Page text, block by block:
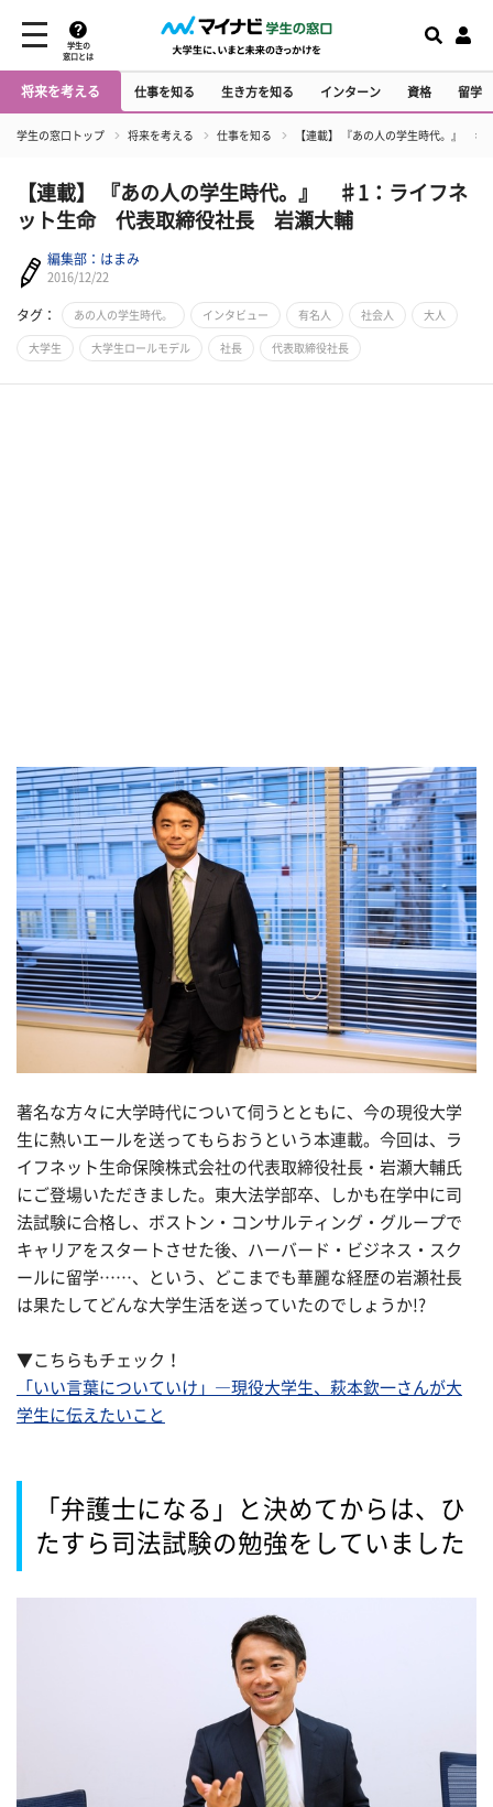
学生の
窓口とは
将来を考える 仕事を知る 生き方を知る インターン 資格 留学
学生の窓口トップ 将来を考える 仕事を知る 【連載】 『あの人の学生時代。』
【連載】 『あの人の学生時代。』 ♯1：ライフネ
ット生命 代表取締役社長 岩瀬大輔
編集部：はまみ
2016/12/22
タグ： あの人の学生時代。 インタビュー 有名人 社会人 大人
大学生 大学生ロールモデル 社長 代表取締役社長
著名な方々に大学時代について伺うとともに、今の現役大学
生に熱いエールを送ってもらおうという本連載。今回は、ラ
イフネット生命保険株式会社の代表取締役社長・岩瀬大輔氏
にご登場いただきました。東大法学部卒、しかも在学中に司
法試験に合格し、ボストン・コンサルティング・グループで
キャリアをスタートさせた後、ハーバード・ビジネス・スク
ールに留学……、という、どこまでも華麗な経歴の岩瀬社長
は果たしてどんな大学生活を送っていたのでしょうか!?
▼こちらもチェック！
「いい言葉についていけ」―現役大学生、萩本欽一さんが大
学生に伝えたいこと
「弁護士になる」と決めてからは、ひ
たすら司法試験の勉強をしていました